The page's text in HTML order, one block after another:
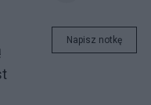
Napisz notkę